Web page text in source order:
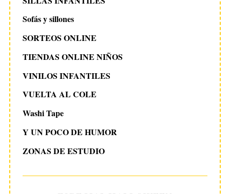
Sofás y sillones
SORTEOS ONLINE
TIENDAS ONLINE NIÑOS
VINILOS INFANTILES
VUELTA AL COLE
Washi Tape
Y UN POCO DE HUMOR
ZONAS DE ESTUDIO